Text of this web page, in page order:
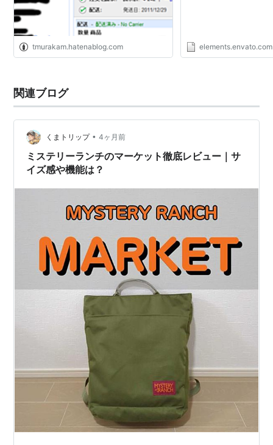
tmurakam.hatenablog.com elements.envato.com
関連ブログ
くまトリップ • 4ヶ月前
ミステリーランチのマーケット徹底レビュー｜サ
イズ感や機能は？